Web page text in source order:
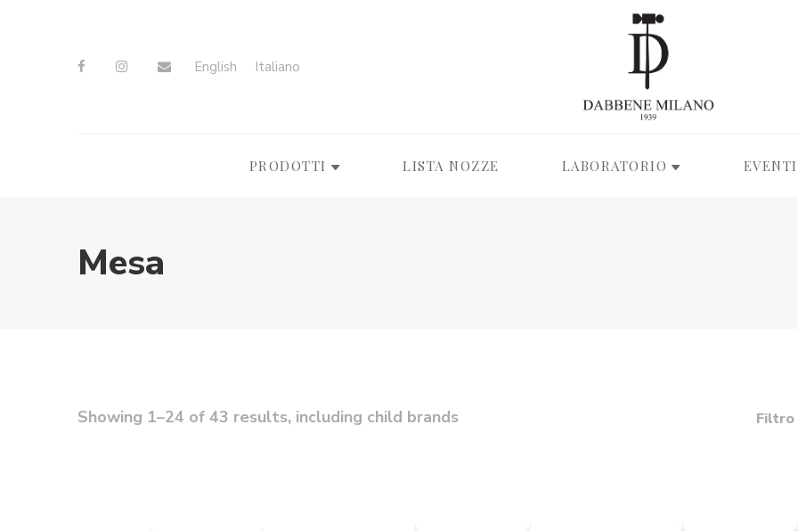
English Italiano
PRODOTTI LISTA NOZZE LABORATORIO EVENTI
Mesa
Showing 1–24 of 43 results, including child brands Filtro